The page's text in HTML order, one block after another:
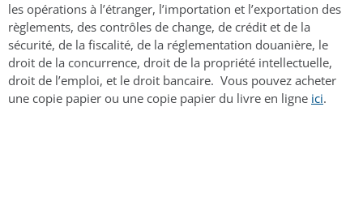
les opérations à l’étranger, l’importation et l’exportation des
règlements, des contrôles de change, de crédit et de la
sécurité, de la fiscalité, de la réglementation douanière, le
droit de la concurrence, droit de la propriété intellectuelle,
droit de l’emploi, et le droit bancaire. Vous pouvez acheter
une copie papier ou une copie papier du livre en ligne ici.